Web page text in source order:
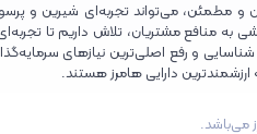
و مطمئن، می‌تواند تجربه‌ای شیرین و
منافع مشتریان، تلاش داریم تا تجربه‌ای
و رفع اصلی‌ترین نیازهای
دارایی هامرز هستند.
می‌باشد.